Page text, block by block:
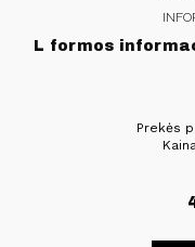
L formos
Prekės